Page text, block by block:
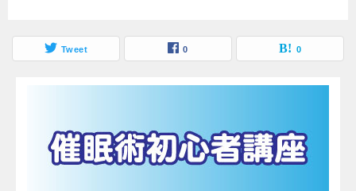
Tweet 0 0